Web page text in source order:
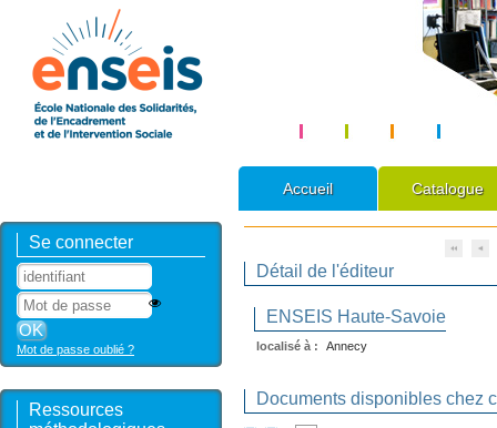
Accueil Catalogue
Se connecter
Mot de passe oublié ?
Ressources
Détail de l'éditeur
ENSEIS Haute-Savoie
localisé à : Annecy
Documents disponibles chez